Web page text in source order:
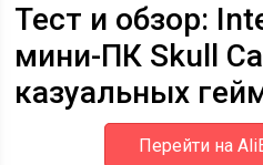
Тест и обзор:
мини-ПК Skull
казуальных
Перейти на